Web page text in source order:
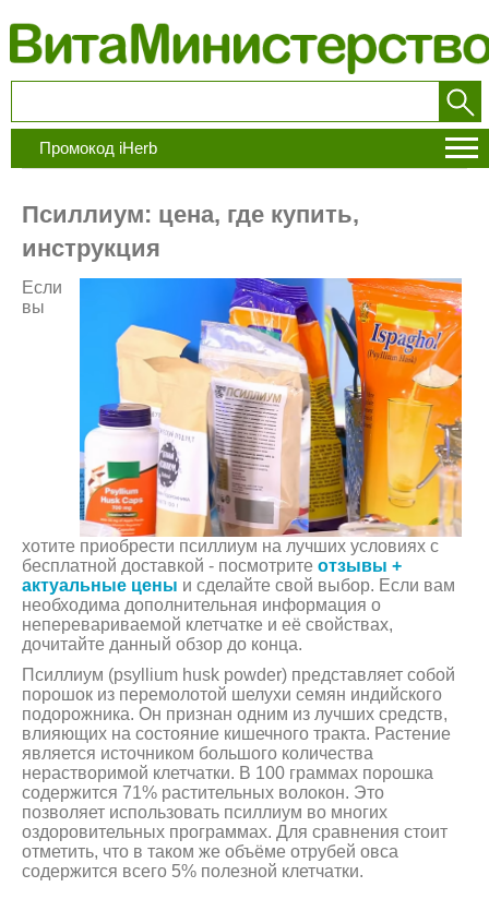
Промокод iHerb
Псиллиум: цена, где купить,
инструкция
Если
вы
хотите приобрести псиллиум на лучших условиях с
бесплатной доставкой - посмотрите отзывы +
актуальные цены и сделайте свой выбор. Если вам
необходима дополнительная информация о
неперевариваемой клетчатке и её свойствах,
дочитайте данный обзор до конца.
Псиллиум (psyllium husk powder) представляет собой
порошок из перемолотой шелухи семян индийского
подорожника. Он признан одним из лучших средств,
влияющих на состояние кишечного тракта. Растение
является источником большого количества
нерастворимой клетчатки. В 100 граммах порошка
содержится 71% растительных волокон. Это
позволяет использовать псиллиум во многих
оздоровительных программах. Для сравнения стоит
отметить, что в таком же объёме отрубей овса
содержится всего 5% полезной клетчатки.